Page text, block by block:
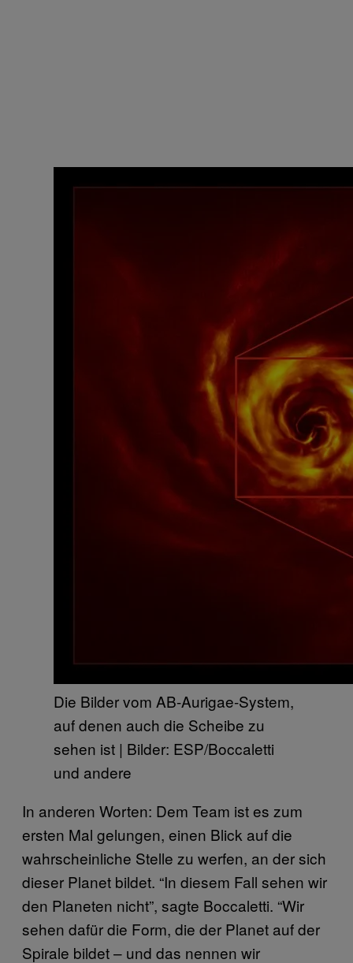
Die Bilder vom AB-Aurigae-System,
auf denen auch die Scheibe zu
sehen ist | Bilder: ESP/Boccaletti
und andere
In anderen Worten: Dem Team ist es zum
ersten Mal gelungen, einen Blick auf die
wahrscheinliche Stelle zu werfen, an der sich
dieser Planet bildet. “In diesem Fall sehen wir
den Planeten nicht”, sagte Boccaletti. “Wir
sehen dafür die Form, die der Planet auf der
Spirale bildet – und das nennen wir